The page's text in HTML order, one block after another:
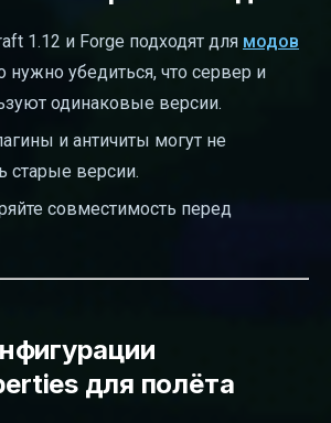
1.12 и Forge подходят для модов
нужно убедиться, что сервер и
одинаковые версии.
и античиты могут не
старые версии.
совместимость перед
для полёта